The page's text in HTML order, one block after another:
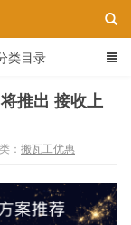
类目录
推出 接收上
： 搬瓦工优惠